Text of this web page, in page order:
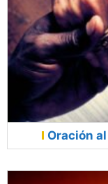
Oración